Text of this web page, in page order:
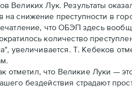
Великих Лук. Результаты
снижение преступности в
что ОБЭП здесь
количество
увеличивается. Т. Кебеков
что Великие Луки —
бездействия страдают